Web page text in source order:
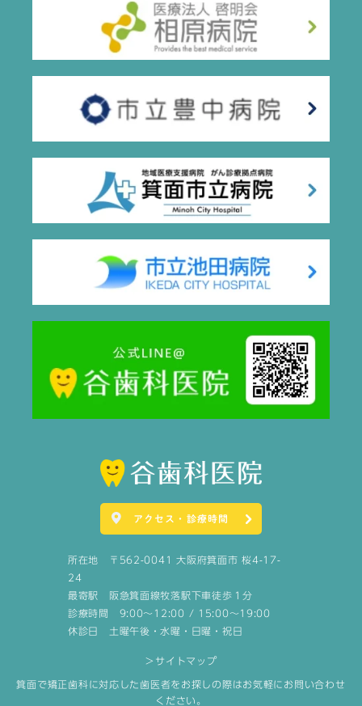
アクセス・診療時間
所在地 〒562-0041 大阪府箕面市 桜4-17-
24
最寄駅 阪急箕面線牧落駅下車徒歩１分
診療時間 9:00～12:00 / 15:00～19:00
休診日 土曜午後・水曜・日曜・祝日
＞サイトマップ
箕面で矯正歯科に対応した歯医者をお探しの際はお気軽にお問い合わせ
ください。